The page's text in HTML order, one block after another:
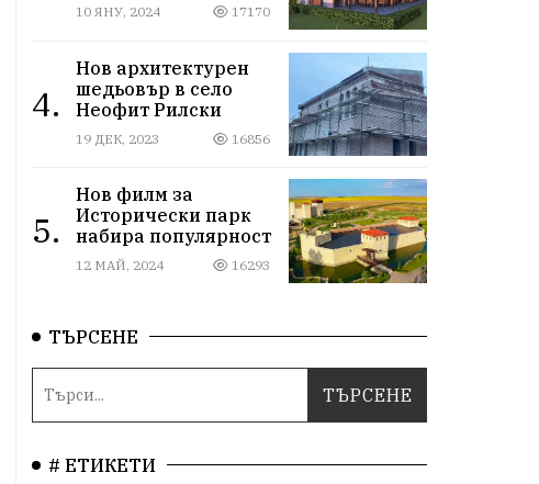
10 ЯНУ, 2024 17170
4.
Нов архитектурен
шедьовър в село
Неофит Рилски
19 ДЕК, 2023 16856
5.
Нов филм за
Исторически парк
набира популярност
12 МАЙ, 2024 16293
ТЪРСЕНЕ
# ЕТИКЕТИ